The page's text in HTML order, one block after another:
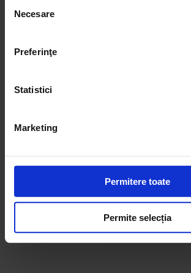
consimțământului
Necesare
Preferinţe
Statistici
Marketing
Permitere toate
Permite selecția
Reduceri!
DoR #36 – Vară 2019